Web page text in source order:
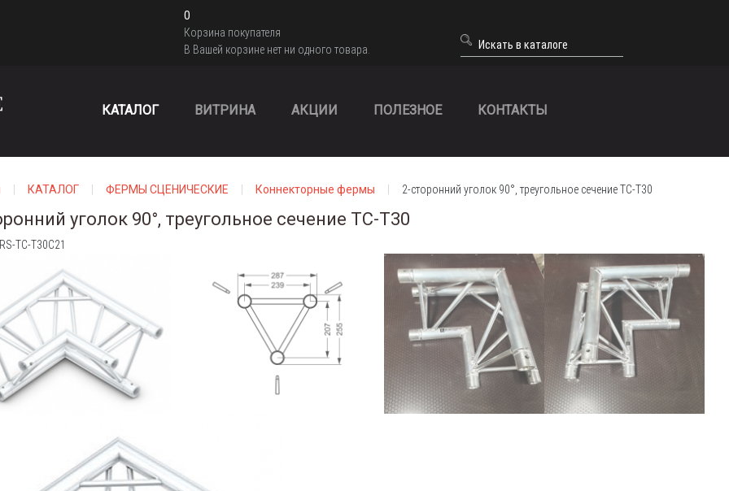
0
Корзина покупателя
В Вашей корзине нет ни одного товара.
КАТАЛОГ ВИТРИНА АКЦИИ ПОЛЕЗНОЕ КОНТАКТЫ
КАТАЛОГ ФЕРМЫ СЦЕНИЧЕСКИЕ Коннекторные фермы 2-сторонний уголок 90°, треугольное сечение TC-T30
уголок 90°, треугольное сечение TC-T30
TC-T30C21